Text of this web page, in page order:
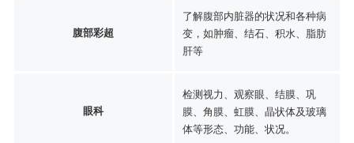
腹部彩超
了解腹部内脏器的状况和各种病
变，如肿瘤、结石、积水、脂肪
肝等
眼科
检测视力、观察眼、结膜、巩
膜、角膜、虹膜、晶状体及玻璃
体等形态、功能、状况。